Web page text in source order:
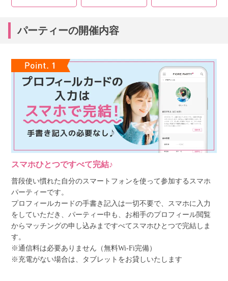
パーティーの開催内容
スマホひとつですべて完結♪
普段使い慣れた自分のスマートフォンを使って参加するスマホ
パーティーです。
プロフィールカードの手書き記入は一切不要で、スマホに入力
をしていただき、パーティー中も、お相手のプロフィール閲覧
からマッチングの申し込みまですべてスマホひとつで完結しま
す。
※通信料は必要ありません（無料Wi-Fi完備）
※充電がない場合は、タブレットをお貸しいたします